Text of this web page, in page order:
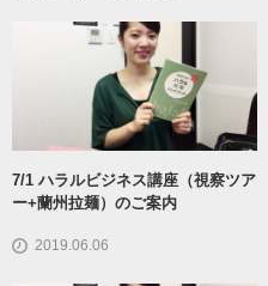
7/1 ハラルビジネス講座（視察ツア
ー+蘭州拉麺）のご案内
2019.06.06